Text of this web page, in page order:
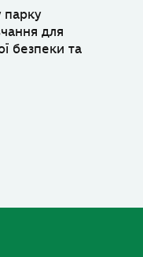
парку
для
безпеки та